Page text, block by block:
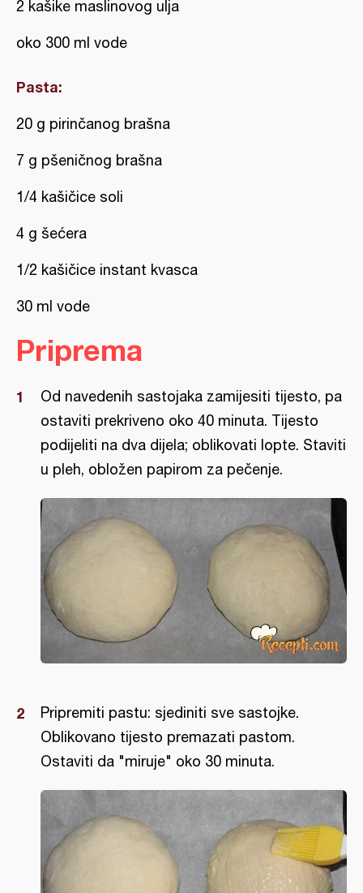
2 kašike maslinovog ulja
oko 300 ml vode
Pasta:
20 g pirinčanog brašna
7 g pšeničnog brašna
1/4 kašičice soli
4 g šećera
1/2 kašičice instant kvasca
30 ml vode
Priprema
Od navedenih sastojaka zamijesiti tijesto, pa
ostaviti prekriveno oko 40 minuta. Tijesto
podijeliti na dva dijela; oblikovati lopte. Staviti
u pleh, obložen papirom za pečenje.
Pripremiti pastu: sjediniti sve sastojke.
Oblikovano tijesto premazati pastom.
Ostaviti da "miruje" oko 30 minuta.